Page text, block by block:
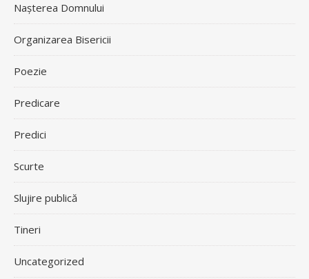
Nașterea Domnului
Organizarea Bisericii
Poezie
Predicare
Predici
Scurte
Slujire publică
Tineri
Uncategorized